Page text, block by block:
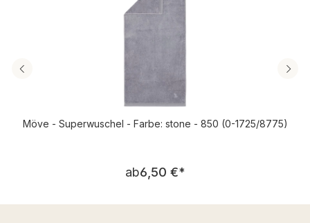
Möve - Superwuschel - Farbe: stone - 850 (0-1725/8775)
Regulärer Preis:
ab6,50 €*